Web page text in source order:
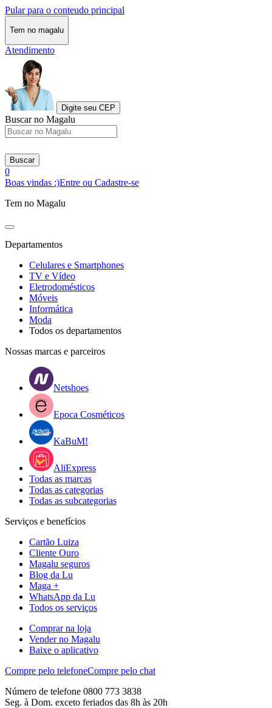
Pular para o conteudo principal
Tem no magalu
Atendimento
Digite seu CEP
Buscar no Magalu
Buscar
0
Boas vindas :)Entre ou Cadastre-se
Tem no Magalu
Departamentos
Celulares e Smartphones
TV e Vídeo
Eletrodomésticos
Móveis
Informática
Moda
Todos os departamentos
Nossas marcas e parceiros
Netshoes
Epoca Cosméticos
KaBuM!
AliExpress
Todas as marcas
Todas as categorias
Todas as subcategorias
Serviços e benefícios
Cartão Luiza
Cliente Ouro
Magalu seguros
Blog da Lu
Maga +
WhatsApp da Lu
Todos os serviços
Comprar na loja
Vender no Magalu
Baixe o aplicativo
Compre pelo telefoneCompre pelo chat
Número de telefone 0800 773 3838
Seg. à Dom. exceto feriados das 8h às 20h